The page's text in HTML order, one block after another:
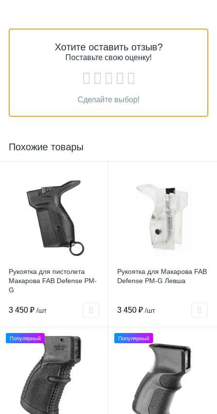
Хотите оставить отзыв?
Поставьте свою оценку!
Сделайте выбор!
Похожие товары
Рукоятка для пистолета
Макарова FAB Defense PM-
G
3 450 ₽ /шт
Рукоятка для Макарова FAB
Defense PM-G Левша
3 450 ₽ /шт
Популярный Популярный